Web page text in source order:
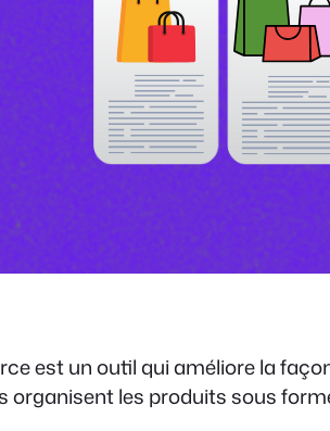
est un outil qui améliore la
organisent les produits sous